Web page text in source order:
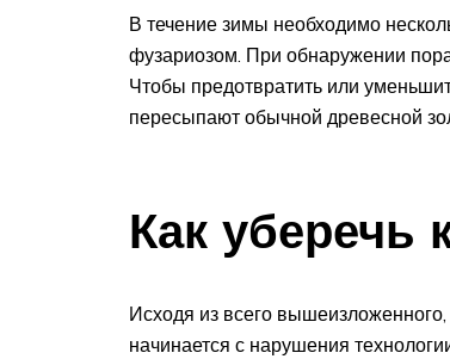
В течение зимы необходимо
фузариозом. При обнаружении
Чтобы предотвратить или
пересыпают обычной древесной
Как уберечь
Исходя из всего
начинается с нарушения